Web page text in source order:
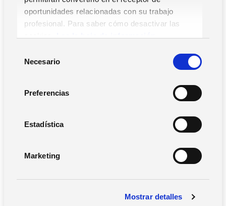
oportunidades relacionadas con su trabajo
profesional. Para saber cómo desactivar las
Necesario
Preferencias
Estadística
Marketing
Mostrar detalles
HelpdeskAdvanced